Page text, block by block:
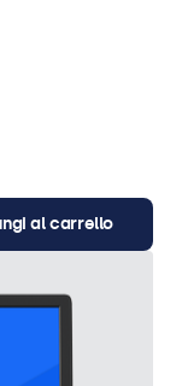
al carrello